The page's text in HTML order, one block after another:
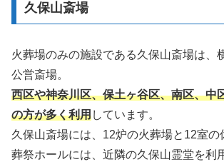
久保山斎場
火葬場のみの施設である久保山斎場は、
公営斎場。
西区や神奈川区、保土ヶ谷区、南区、中
の方が多く利用しています。
久保山斎場には、12炉の火葬場と12室の
葬祭ホールには、近隣の久保山霊堂を利